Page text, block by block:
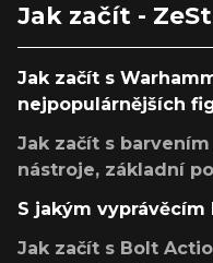
Jak začít -
Jak začít s
nejpopulárnějších
Jak začít s
nástroje, základní
S jakým vyprávěcím
Jak začít s Bolt